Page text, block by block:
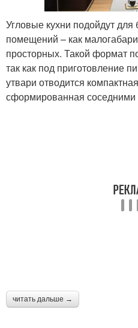
Кухни с размерами
Угловые кухни подойдут
помещений – как
просторных. Такой формат
так как под приготовление
утвари отводится
сформированная соседними
читать дальше →